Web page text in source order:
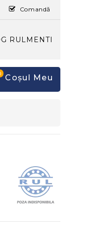
Comandă
RULMENTI
Coşul Meu